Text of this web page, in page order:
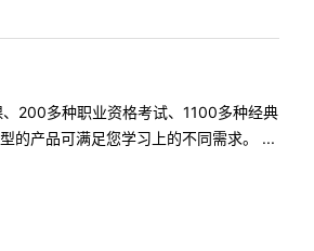
200多种职业资格考试、1100多种经典
的产品可满足您学习上的不同需求。 ...